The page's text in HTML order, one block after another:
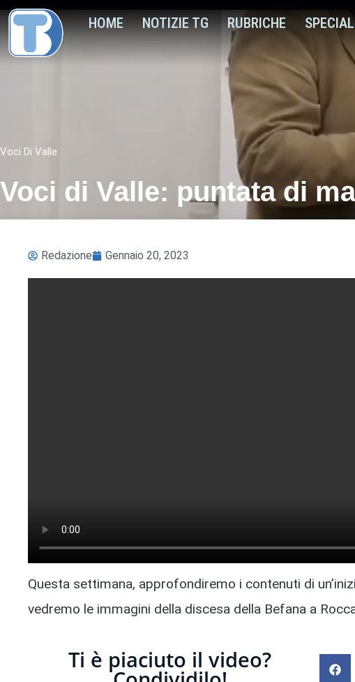
HOME NOTIZIE TG RUBRICHE
Voci Di Valle
Voci di Valle: puntata di
Redazione Gennaio 20, 2023
Questa settimana, approfondiremo i contenuti di
vedremo le immagini della discesa della Befana a
Ti è piaciuto il video?